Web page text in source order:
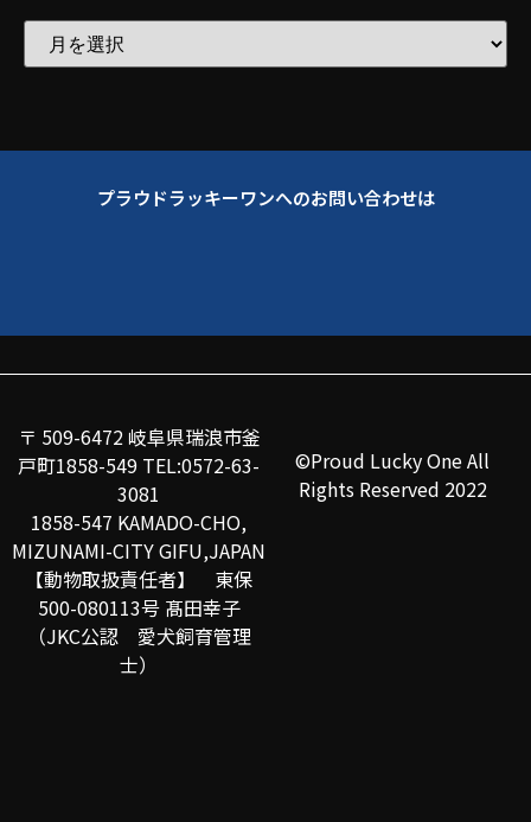
プラウドラッキーワンへのお問い合わせは
〒 509-6472 岐阜県瑞浪市釜
戸町1858-549 TEL:0572-63-
3081
1858-547 KAMADO-CHO,
MIZUNAMI-CITY GIFU,JAPAN
【動物取扱責任者】 東保
500-080113号 髙田幸子
（JKC公認 愛犬飼育管理
士）
©Proud Lucky One All
Rights Reserved 2022